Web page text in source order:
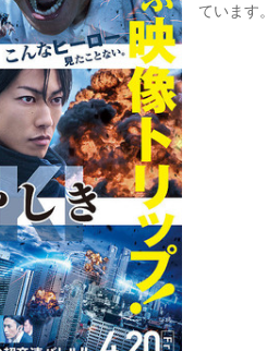
ています。